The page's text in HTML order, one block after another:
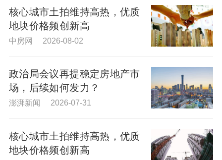
核心城市土拍维持高热，优质
地块价格频创新高
中房网 2026-08-02
政治局会议再提稳定房地产市
场，后续如何发力？
澎湃新闻 2026-07-31
核心城市土拍维持高热，优质
地块价格频创新高